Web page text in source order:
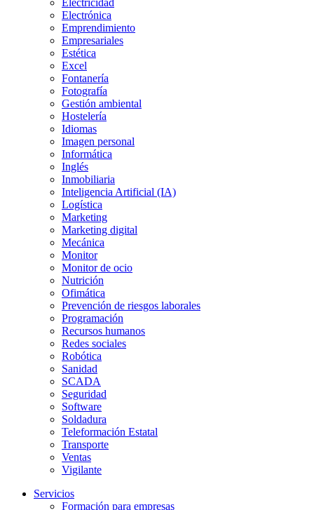
Electricidad
Electrónica
Emprendimiento
Empresariales
Estética
Excel
Fontanería
Fotografía
Gestión ambiental
Hostelería
Idiomas
Imagen personal
Informática
Inglés
Inmobiliaria
Inteligencia Artificial (IA)
Logística
Marketing
Marketing digital
Mecánica
Monitor
Monitor de ocio
Nutrición
Ofimática
Prevención de riesgos laborales
Programación
Recursos humanos
Redes sociales
Robótica
Sanidad
SCADA
Seguridad
Software
Soldadura
Teleformación Estatal
Transporte
Ventas
Vigilante
Servicios
Formación para empresas